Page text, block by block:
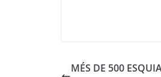
MÉS DE 500